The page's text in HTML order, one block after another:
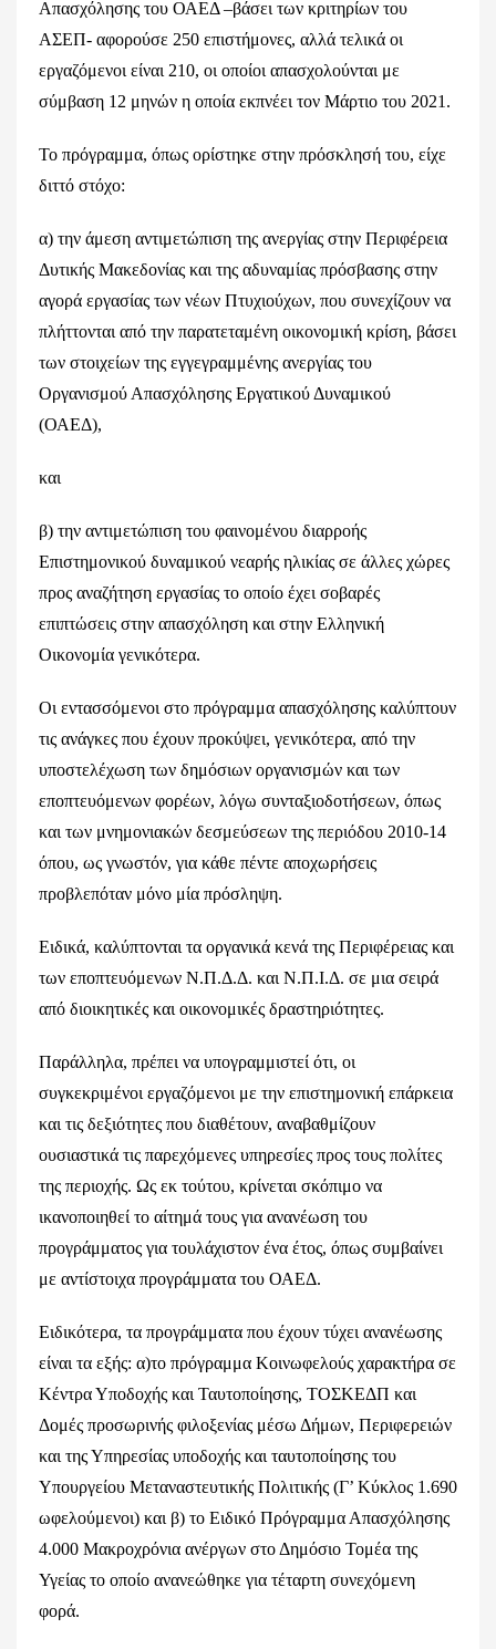
Απασχόλησης του ΟΑΕΔ –βάσει των κριτηρίων του
ΑΣΕΠ- αφορούσε 250 επιστήμονες, αλλά τελικά οι
εργαζόμενοι είναι 210, οι οποίοι απασχολούνται με
σύμβαση 12 μηνών η οποία εκπνέει τον Μάρτιο του 2021.
Το πρόγραμμα, όπως ορίστηκε στην πρόσκλησή του, είχε
διττό στόχο:
α) την άμεση αντιμετώπιση της ανεργίας στην Περιφέρεια
Δυτικής Μακεδονίας και της αδυναμίας πρόσβασης στην
αγορά εργασίας των νέων Πτυχιούχων, που συνεχίζουν να
πλήττονται από την παρατεταμένη οικονομική κρίση, βάσει
των στοιχείων της εγγεγραμμένης ανεργίας του
Οργανισμού Απασχόλησης Εργατικού Δυναμικού
(ΟΑΕΔ),
και
β) την αντιμετώπιση του φαινομένου διαρροής
Επιστημονικού δυναμικού νεαρής ηλικίας σε άλλες χώρες
προς αναζήτηση εργασίας το οποίο έχει σοβαρές
επιπτώσεις στην απασχόληση και στην Ελληνική
Οικονομία γενικότερα.
Οι εντασσόμενοι στο πρόγραμμα απασχόλησης καλύπτουν
τις ανάγκες που έχουν προκύψει, γενικότερα, από την
υποστελέχωση των δημόσιων οργανισμών και των
εποπτευόμενων φορέων, λόγω συνταξιοδοτήσεων, όπως
και των μνημονιακών δεσμεύσεων της περιόδου 2010-14
όπου, ως γνωστόν, για κάθε πέντε αποχωρήσεις
προβλεπόταν μόνο μία πρόσληψη.
Ειδικά, καλύπτονται τα οργανικά κενά της Περιφέρειας και
των εποπτευόμενων Ν.Π.Δ.Δ. και Ν.Π.Ι.Δ. σε μια σειρά
από διοικητικές και οικονομικές δραστηριότητες.
Παράλληλα, πρέπει να υπογραμμιστεί ότι, οι
συγκεκριμένοι εργαζόμενοι με την επιστημονική επάρκεια
και τις δεξιότητες που διαθέτουν, αναβαθμίζουν
ουσιαστικά τις παρεχόμενες υπηρεσίες προς τους πολίτες
της περιοχής. Ως εκ τούτου, κρίνεται σκόπιμο να
ικανοποιηθεί το αίτημά τους για ανανέωση του
προγράμματος για τουλάχιστον ένα έτος, όπως συμβαίνει
με αντίστοιχα προγράμματα του ΟΑΕΔ.
Ειδικότερα, τα προγράμματα που έχουν τύχει ανανέωσης
είναι τα εξής: α)το πρόγραμμα Κοινωφελούς χαρακτήρα σε
Κέντρα Υποδοχής και Ταυτοποίησης, ΤΟΣΚΕΔΠ και
Δομές προσωρινής φιλοξενίας μέσω Δήμων, Περιφερειών
και της Υπηρεσίας υποδοχής και ταυτοποίησης του
Υπουργείου Μεταναστευτικής Πολιτικής (Γ’ Κύκλος 1.690
ωφελούμενοι) και β) το Ειδικό Πρόγραμμα Απασχόλησης
4.000 Μακροχρόνια ανέργων στο Δημόσιο Τομέα της
Υγείας το οποίο ανανεώθηκε για τέταρτη συνεχόμενη
φορά.